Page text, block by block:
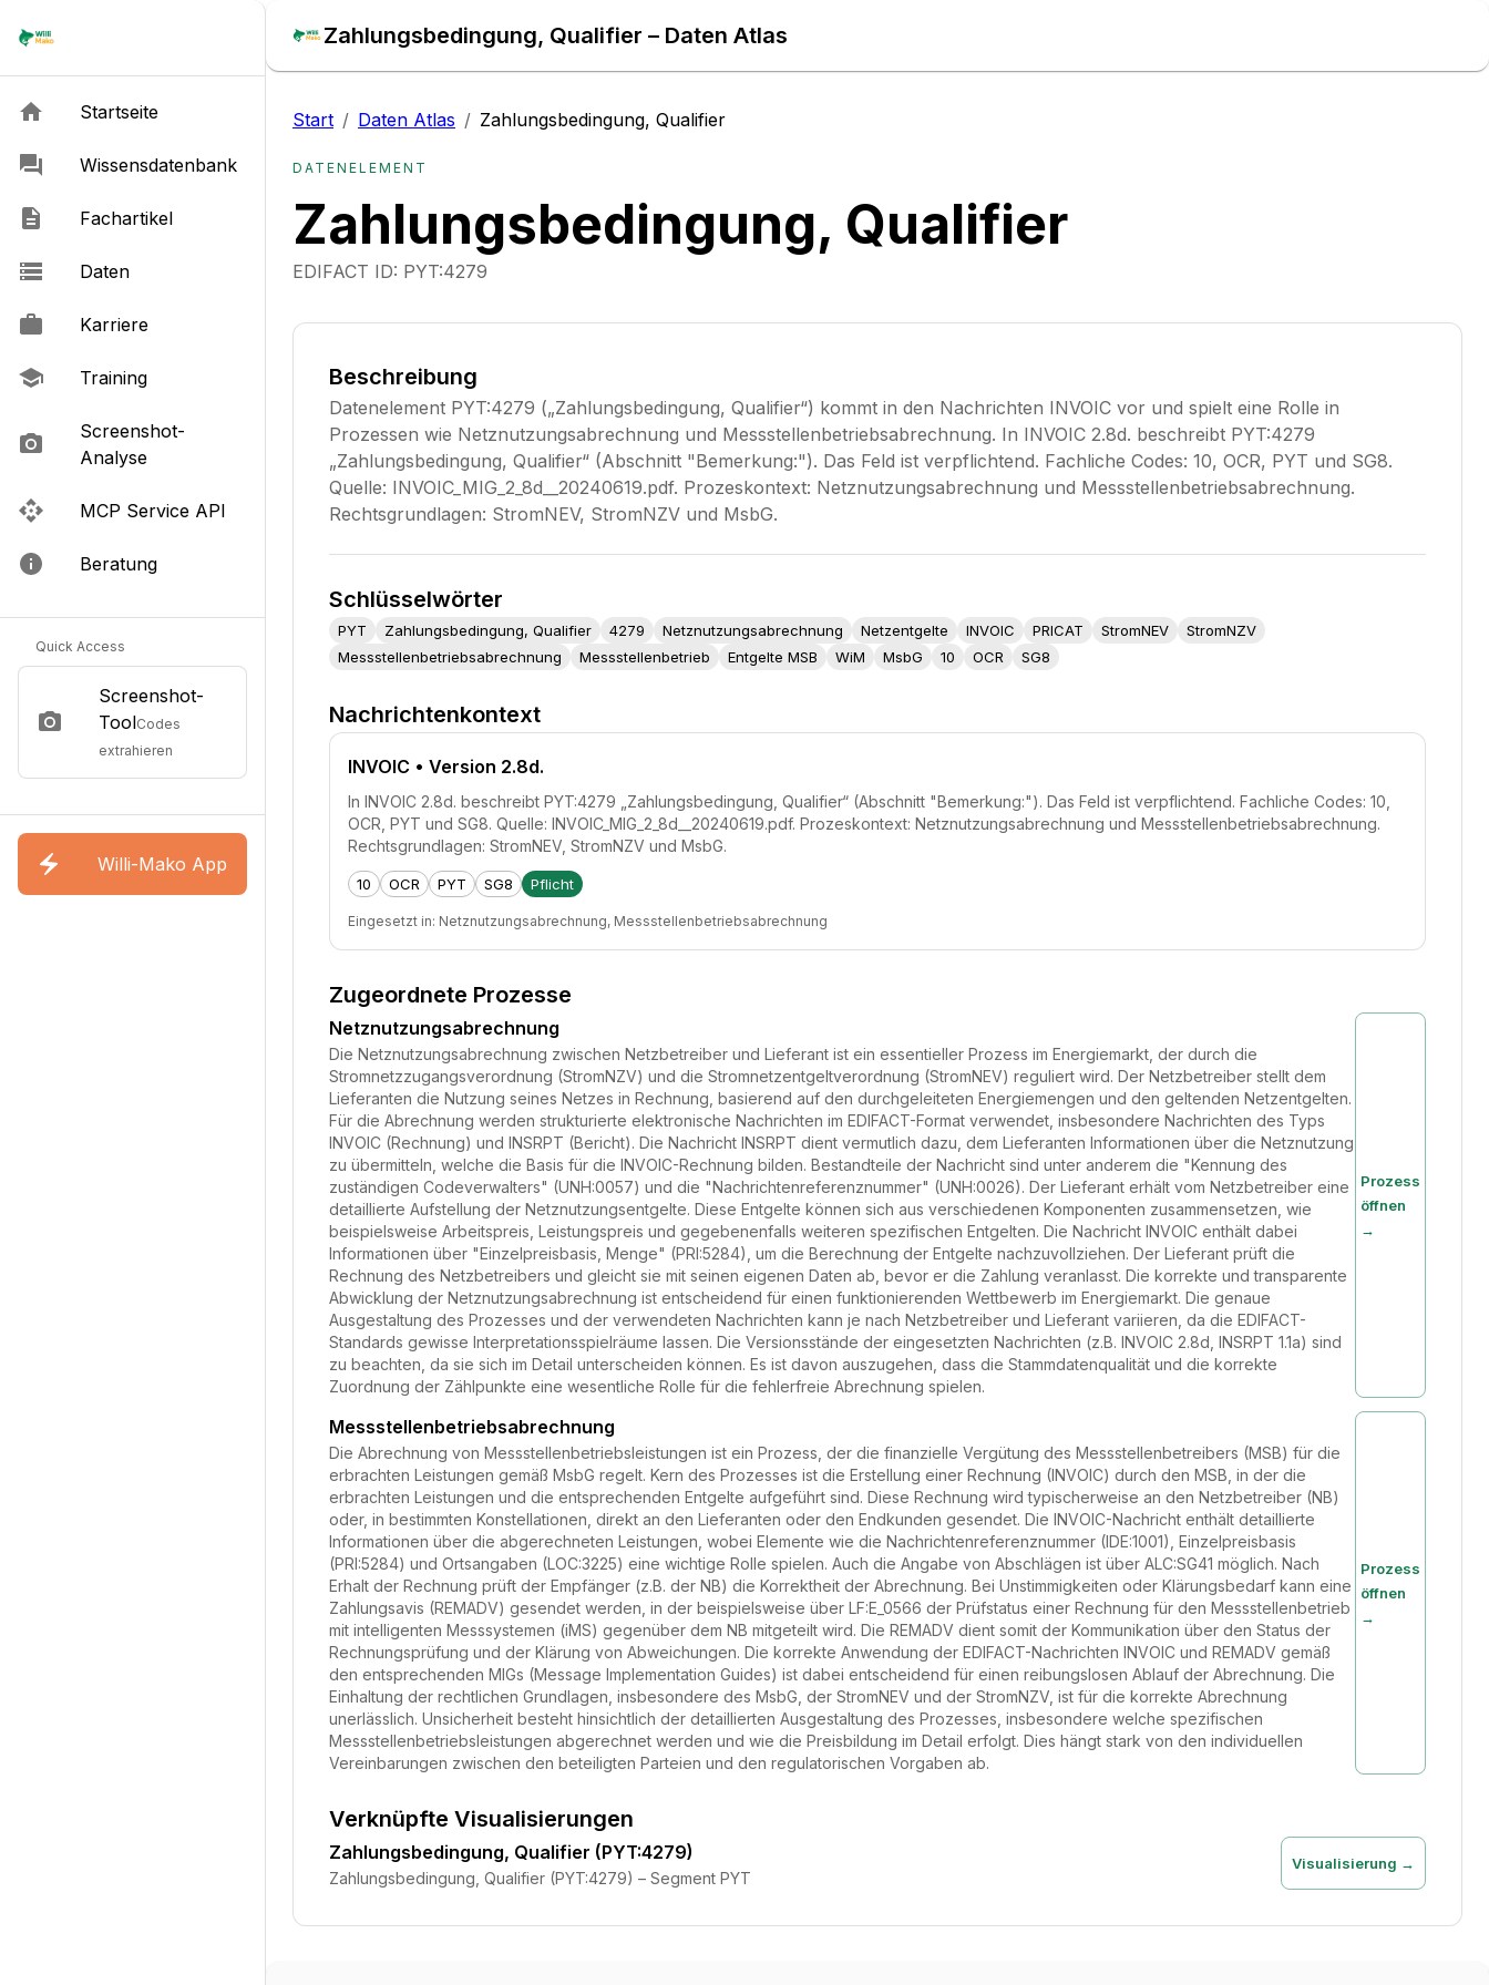
Zahlungsbedingung, Qualifier – Daten Atlas
Startseite
Wissensdatenbank
Fachartikel
Daten
Karriere
Training
Screenshot-
Analyse
MCP Service API
Beratung
Quick Access
Screenshot-
ToolCodes
extrahieren
Willi-Mako App
Start / Daten Atlas / Zahlungsbedingung, Qualifier
DATENELEMENT
Zahlungsbedingung, Qualifier
EDIFACT ID: PYT:4279
Beschreibung
Datenelement PYT:4279 („Zahlungsbedingung, Qualifier“) kommt in den Nachrichten INVOIC vor und spielt eine Rolle in
Prozessen wie Netznutzungsabrechnung und Messstellenbetriebsabrechnung. In INVOIC 2.8d. beschreibt PYT:4279
„Zahlungsbedingung, Qualifier“ (Abschnitt "Bemerkung:"). Das Feld ist verpflichtend. Fachliche Codes: 10, OCR, PYT und SG8.
Quelle: INVOIC_MIG_2_8d__20240619.pdf. Prozeskontext: Netznutzungsabrechnung und Messstellenbetriebsabrechnung.
Rechtsgrundlagen: StromNEV, StromNZV und MsbG.
Schlüsselwörter
PYT Zahlungsbedingung, Qualifier 4279 Netznutzungsabrechnung Netzentgelte INVOIC PRICAT StromNEV
StromNZV
Messstellenbetriebsabrechnung
Messstellenbetrieb Entgelte MSB WiM MsbG 10 OCR SG8
Nachrichtenkontext
INVOIC • Version 2.8d.
In INVOIC 2.8d. beschreibt PYT:4279 „Zahlungsbedingung, Qualifier“ (Abschnitt "Bemerkung:"). Das Feld ist verpflichtend. Fachliche Codes: 10,
OCR, PYT und SG8. Quelle: INVOIC_MIG_2_8d__20240619.pdf. Prozeskontext: Netznutzungsabrechnung und Messstellenbetriebsabrechnung.
Rechtsgrundlagen: StromNEV, StromNZV und MsbG.
10 OCR PYT SG8 Pflicht
Eingesetzt in: Netznutzungsabrechnung, Messstellenbetriebsabrechnung
Zugeordnete Prozesse
Netznutzungsabrechnung
Die Netznutzungsabrechnung zwischen Netzbetreiber und Lieferant ist ein essentieller Prozess im Energiemarkt, der durch die
Stromnetzzugangsverordnung (StromNZV) und die Stromnetzentgeltverordnung (StromNEV) reguliert wird. Der Netzbetreiber stellt dem
Lieferanten die Nutzung seines Netzes in Rechnung, basierend auf den durchgeleiteten Energiemengen und den geltenden Netzentgelten.
Für die Abrechnung werden strukturierte elektronische Nachrichten im EDIFACT-Format verwendet, insbesondere Nachrichten des Typs
INVOIC (Rechnung) und INSRPT (Bericht). Die Nachricht INSRPT dient vermutlich dazu, dem Lieferanten Informationen über die Netznutzung
zu übermitteln, welche die Basis für die INVOIC-Rechnung bilden. Bestandteile der Nachricht sind unter anderem die "Kennung des
zuständigen Codeverwalters" (UNH:0057) und die "Nachrichtenreferenznummer" (UNH:0026). Der Lieferant erhält vom Netzbetreiber eine
detaillierte Aufstellung der Netznutzungsentgelte. Diese Entgelte können sich aus verschiedenen Komponenten zusammensetzen, wie
beispielsweise Arbeitspreis, Leistungspreis und gegebenenfalls weiteren spezifischen Entgelten. Die Nachricht INVOIC enthält dabei
Informationen über "Einzelpreisbasis, Menge" (PRI:5284), um die Berechnung der Entgelte nachzuvollziehen. Der Lieferant prüft die
Rechnung des Netzbetreibers und gleicht sie mit seinen eigenen Daten ab, bevor er die Zahlung veranlasst. Die korrekte und transparente
Abwicklung der Netznutzungsabrechnung ist entscheidend für einen funktionierenden Wettbewerb im Energiemarkt. Die genaue
Ausgestaltung des Prozesses und der verwendeten Nachrichten kann je nach Netzbetreiber und Lieferant variieren, da die EDIFACT-
Standards gewisse Interpretationsspielräume lassen. Die Versionsstände der eingesetzten Nachrichten (z.B. INVOIC 2.8d, INSRPT 1.1a) sind
zu beachten, da sie sich im Detail unterscheiden können. Es ist davon auszugehen, dass die Stammdatenqualität und die korrekte
Zuordnung der Zählpunkte eine wesentliche Rolle für die fehlerfreie Abrechnung spielen.
Prozess
öffnen
→
Messstellenbetriebsabrechnung
Die Abrechnung von Messstellenbetriebsleistungen ist ein Prozess, der die finanzielle Vergütung des Messstellenbetreibers (MSB) für die
erbrachten Leistungen gemäß MsbG regelt. Kern des Prozesses ist die Erstellung einer Rechnung (INVOIC) durch den MSB, in der die
erbrachten Leistungen und die entsprechenden Entgelte aufgeführt sind. Diese Rechnung wird typischerweise an den Netzbetreiber (NB)
oder, in bestimmten Konstellationen, direkt an den Lieferanten oder den Endkunden gesendet. Die INVOIC-Nachricht enthält detaillierte
Informationen über die abgerechneten Leistungen, wobei Elemente wie die Nachrichtenreferenznummer (IDE:1001), Einzelpreisbasis
(PRI:5284) und Ortsangaben (LOC:3225) eine wichtige Rolle spielen. Auch die Angabe von Abschlägen ist über ALC:SG41 möglich. Nach
Erhalt der Rechnung prüft der Empfänger (z.B. der NB) die Korrektheit der Abrechnung. Bei Unstimmigkeiten oder Klärungsbedarf kann eine
Zahlungsavis (REMADV) gesendet werden, in der beispielsweise über LF:E_0566 der Prüfstatus einer Rechnung für den Messstellenbetrieb
mit intelligenten Messsystemen (iMS) gegenüber dem NB mitgeteilt wird. Die REMADV dient somit der Kommunikation über den Status der
Rechnungsprüfung und der Klärung von Abweichungen. Die korrekte Anwendung der EDIFACT-Nachrichten INVOIC und REMADV gemäß
den entsprechenden MIGs (Message Implementation Guides) ist dabei entscheidend für einen reibungslosen Ablauf der Abrechnung. Die
Einhaltung der rechtlichen Grundlagen, insbesondere des MsbG, der StromNEV und der StromNZV, ist für die korrekte Abrechnung
unerlässlich. Unsicherheit besteht hinsichtlich der detaillierten Ausgestaltung des Prozesses, insbesondere welche spezifischen
Messstellenbetriebsleistungen abgerechnet werden und wie die Preisbildung im Detail erfolgt. Dies hängt stark von den individuellen
Vereinbarungen zwischen den beteiligten Parteien und den regulatorischen Vorgaben ab.
Prozess
öffnen
→
Verknüpfte Visualisierungen
Zahlungsbedingung, Qualifier (PYT:4279)
Zahlungsbedingung, Qualifier (PYT:4279) – Segment PYT
Visualisierung →